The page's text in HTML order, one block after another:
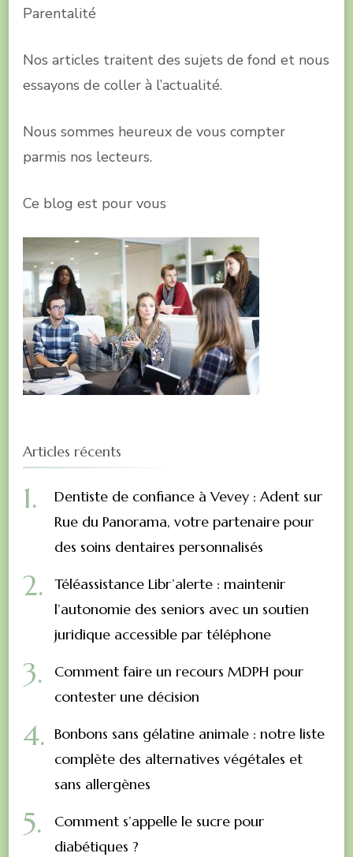
Parentalité
Nos articles traitent des sujets de fond et nous
essayons de coller à l’actualité.
Nous sommes heureux de vous compter
parmis nos lecteurs.
Ce blog est pour vous
Articles récents
Dentiste de confiance à Vevey : Adent sur
Rue du Panorama, votre partenaire pour
des soins dentaires personnalisés
Téléassistance Libr’alerte : maintenir
l’autonomie des seniors avec un soutien
juridique accessible par téléphone
Comment faire un recours MDPH pour
contester une décision
Bonbons sans gélatine animale : notre liste
complète des alternatives végétales et
sans allergènes
Comment s’appelle le sucre pour
diabétiques ?